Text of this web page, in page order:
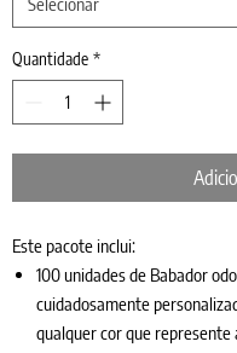
Quantidade *
Este pacote inclui:
100 unidades de Babador
cuidadosamente
qualquer cor que represente